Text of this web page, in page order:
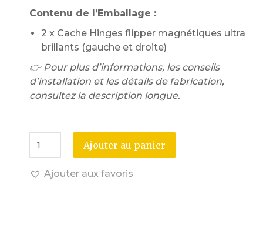
Contenu de l’Emballage :
2 x Cache Hinges flipper magnétiques ultra
brillants (gauche et droite)
👉 Pour plus d’informations, les conseils
d’installation et les détails de fabrication,
consultez la description longue.
Ajouter au panier
Ajouter aux favoris